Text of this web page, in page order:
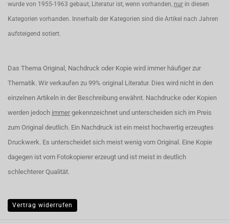
wurde von 1955-1963 gebaut, Literatur ist, wenn vorhanden, nur in diesen
Kategorien vorhanden. Innerhalb der Kategorien sind die Artikel nach Jahren
aufsteigend sotiert.
Das Thema Original, Nachdruck oder Kopie wird immer häufiger zur
Thematik. Wir verkaufen zu 99% original Literatur. Dies wird nicht in den
einzelnen Artikeln in der Beschreibung erwähnt. Nachdrucke oder Kopien
werden jedoch immer gekennzeichnet und unterscheiden sich im Preis
zum Original deutlich. Ein Nachdruck ist ein meist hochwertig erzeugtes
Druckwerk. Es unterscheidet sich meist wenig vom Original. Eine Kopie
dagegen ist vom Fotokopierer erzeugt und ist meist in deutlich
schlechterer Qualität.
Vertrag widerrufen